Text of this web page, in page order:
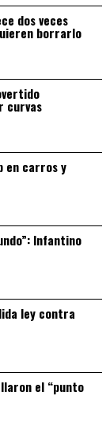
dos veces
borrarlo
curvas
en carros y
Infantino
ley contra
el “punto